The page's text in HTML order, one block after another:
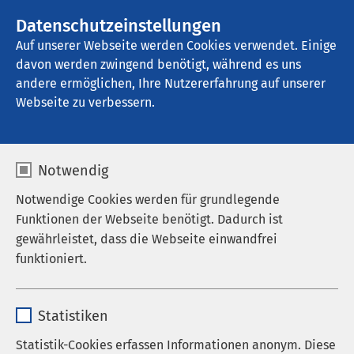
Datenschutzeinstellungen
Auf unserer Webseite werden Cookies verwendet. Einige
davon werden zwingend benötigt, während es uns
andere ermöglichen, Ihre Nutzererfahrung auf unserer
Webseite zu verbessern.
Notwendig
Notwendige Cookies werden für grundlegende
Funktionen der Webseite benötigt. Dadurch ist
gewährleistet, dass die Webseite einwandfrei
funktioniert.
Anbieter sgalinski
Statistiken
Statistik-Cookies erfassen Informationen anonym. Diese
AMEOS Poliklinikum Aschersleben
Praxis für
Frauenheilkunde und
Geburtshilfe - Dr.
Mente-Labarova
Geburtshilfe von Fachärztin Dr. med. Katarina